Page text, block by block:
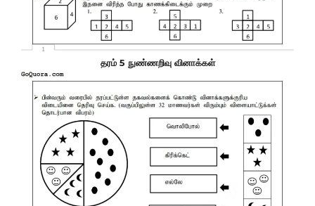
தரம் 5 நுண்ணறிவு வினாக்கள்